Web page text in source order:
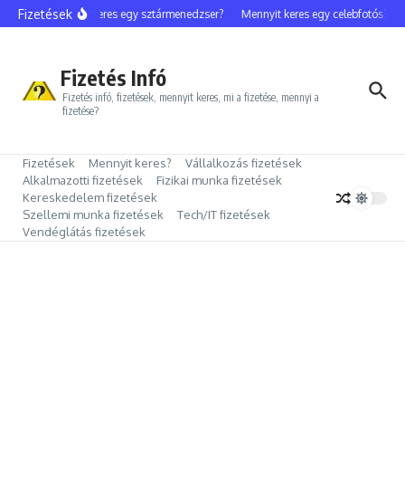
Ugrás a tartalomhoz
Fizetések
Mennyit keres egy sztármenedzser? Mennyit keres egy celebfotós?
Fizetés Infó
Fizetés infó, fizetések, mennyit keres, mi a fizetése, mennyi a
fizetése?
Fizetések Mennyit keres?
Vállalkozás fizetések
Alkalmazotti fizetések
Fizikai munka fizetések
Kereskedelem fizetések
Szellemi munka fizetések
Tech/IT fizetések
Vendéglátás fizetések